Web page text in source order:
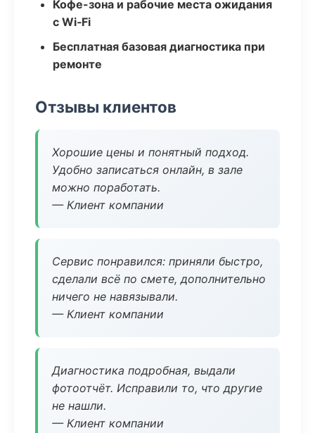
Кофе-зона и рабочие места ожидания
с Wi‑Fi
Бесплатная базовая диагностика при
ремонте
Отзывы клиентов
Хорошие цены и понятный подход.
Удобно записаться онлайн, в зале
можно поработать.
— Клиент компании
Сервис понравился: приняли быстро,
сделали всё по смете, дополнительно
ничего не навязывали.
— Клиент компании
Диагностика подробная, выдали
фотоотчёт. Исправили то, что другие
не нашли.
— Клиент компании